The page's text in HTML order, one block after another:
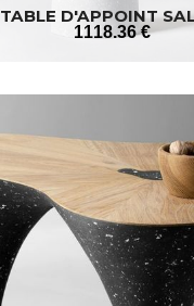
TABLE D'APPOINT
1118.36 €